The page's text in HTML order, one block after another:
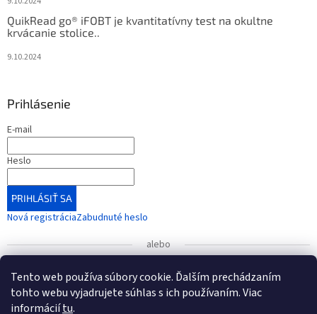
Tento web používa súbory cookie. Ďalším prechádzaním
tohto webu vyjadrujete súhlas s ich používaním. Viac
informáciítu.
QuikRead go® iFOBT je kvantitatívny test na okultne
krvácanie stolice..
9.10.2024
Prihlásenie
E-mail
Heslo
PRIHLÁSIŤ SA
Nová registráciaZabudnuté heslo
alebo
Prihlásiť sa cez Google